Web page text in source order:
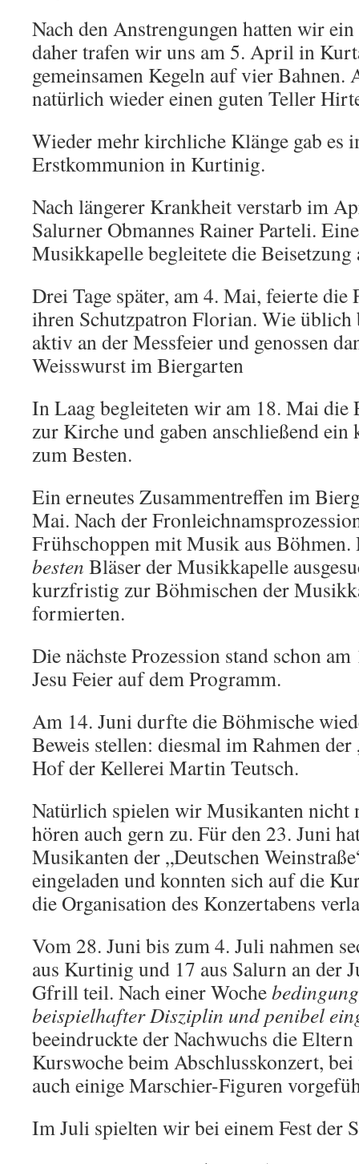
Nach den Anstrengungen hatten wir
daher trafen wir uns am 5. April in
gemeinsamen Kegeln auf vier Bahnen.
natürlich wieder einen guten Teller
Wieder mehr kirchliche Klänge gab es
Erstkommunion in Kurtinig.
Nach längerer Krankheit verstarb im
Salurner Obmannes Rainer Parteli.
Musikkapelle begleitete die
Drei Tage später, am 4. Mai, feierte
ihren Schutzpatron Florian. Wie
aktiv an der Messfeier und genossen
Weisswurst im Biergarten
In Laag begleiteten wir am 18. Mai die
zur Kirche und gaben anschließend
zum Besten.
Ein erneutes Zusammentreffen im
Mai. Nach der
Frühschoppen mit Musik aus Böhmen.
besten Bläser der Musikkapelle
kurzfristig zur Böhmischen der
formierten.
Die nächste Prozession stand schon
Jesu Feier auf dem Programm.
Am 14. Juni durfte die Böhmische
Beweis stellen: diesmal im Rahmen
Hof der Kellerei Martin Teutsch.
Natürlich spielen wir Musikanten nicht
hören auch gern zu. Für den 23. Juni
Musikanten der „Deutschen
eingeladen und konnten sich auf die
die Organisation des Konzertabens
Vom 28. Juni bis zum 4. Juli nahmen
aus Kurtinig und 17 aus Salurn an der
Gfrill teil. Nach einer Woche
beispielhafter Disziplin und penibel
beeindruckte der Nachwuchs die Eltern
Kurswoche beim Abschlusskonzert,
auch einige Marschier-Figuren
Im Juli spielten wir bei einem Fest der